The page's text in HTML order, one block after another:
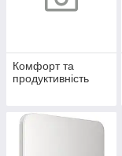
Комфорт та
продуктивність